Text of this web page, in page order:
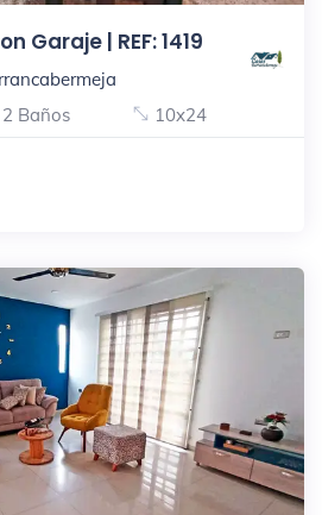
Garaje | REF: 1419
Baños 10x24